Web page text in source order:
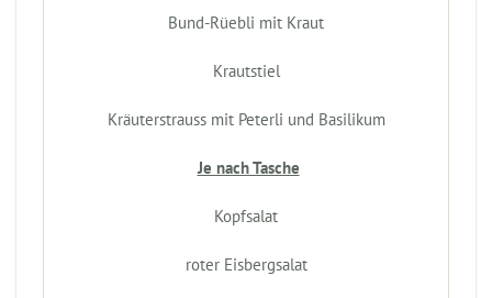
Bund-Rüebli mit Kraut
Krautstiel
Kräuterstrauss mit Peterli und Basilikum
Je nach Tasche
Kopfsalat
roter Eisbergsalat